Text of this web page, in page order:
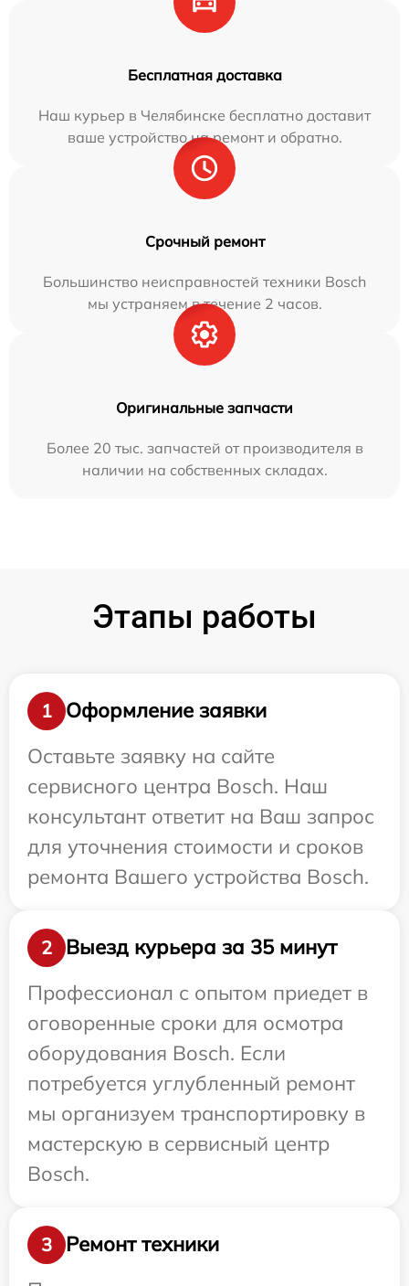
Бесплатная доставка
Наш курьер в Челябинске бесплатно доставит
ваше устройство на ремонт и обратно.
Срочный ремонт
Большинство неисправностей техники Bosch
мы устраняем в течение 2 часов.
Оригинальные запчасти
Более 20 тыс. запчастей от производителя в
наличии на собственных складах.
Этапы работы
1
Оформление заявки
Оставьте заявку на сайте
сервисного центра Bosch. Наш
консультант ответит на Ваш запрос
для уточнения стоимости и сроков
ремонта Вашего устройства Bosch.
2
Выезд курьера за 35 минут
Профессионал с опытом приедет в
оговоренные сроки для осмотра
оборудования Bosch. Если
потребуется углубленный ремонт
мы организуем транспортировку в
мастерскую в сервисный центр
Bosch.
3
Ремонт техники